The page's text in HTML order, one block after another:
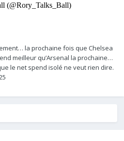
la prochaine fois que Chelsea
meilleur qu’Arsenal la prochaine…
le net spend isolé ne veut rien dire.